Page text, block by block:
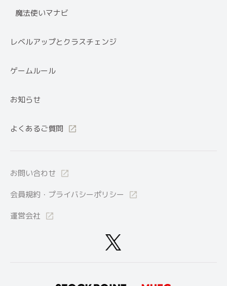
魔法使いマナビ
レベルアップとクラスチェンジ
ゲームルール
お知らせ
よくあるご質問
お問い合わせ
会員規約・プライバシーポリシー
運営会社